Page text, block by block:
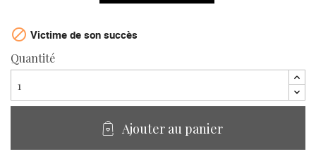
 Victime de son succès
Quantité
Ajouter au panier